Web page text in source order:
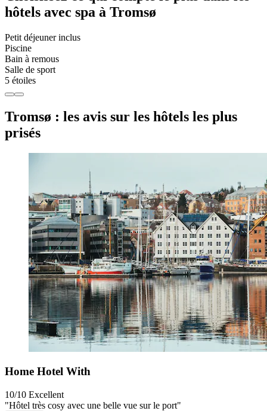
hôtels avec spa à Tromsø
Petit déjeuner inclus
Piscine
Bain à remous
Salle de sport
5 étoiles
Tromsø : les avis sur les hôtels les plus
prisés
Home Hotel With
10/10 Excellent
"Hôtel très cosy avec une belle vue sur le port"